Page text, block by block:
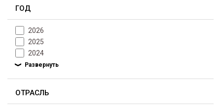
ГОД
2026
2025
2024
ОТРАСЛЬ